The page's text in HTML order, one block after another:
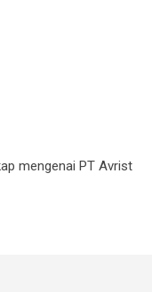
mengenai PT Avrist